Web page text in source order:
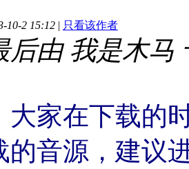
10-2 15:12 | 只看该作者
后由 我是木马
大家在下载的
的音源，建议